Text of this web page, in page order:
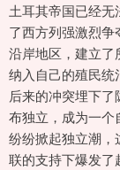
土耳其帝国已经无
了西方列强激烈
沿岸地区，建立
纳入自己的殖民统
后来的冲突埋下
布独立，成为一
纷纷掀起独立潮
联的支持下爆发